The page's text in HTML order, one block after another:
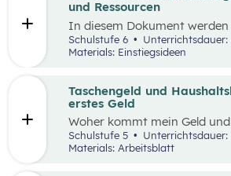
und Ressourcen
In diesem Dokument
Einstiegsideen für den
„Nachhaltiger Umgang mit
Ressourcen“ präsentiert.
Schulstufe 6 Unterrichtsdauer:
Materials: Einstiegsideen
Taschengeld und
erstes Geld
Woher kommt mein Geld
Was ist ein Haushaltsbuch
ich es? Geld ist im Alltag
Schulstufe 5 Unterrichtsdauer:
Materials: Arbeitsblatt